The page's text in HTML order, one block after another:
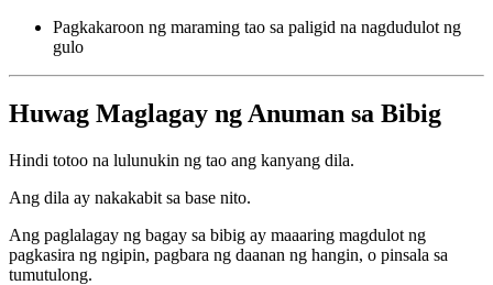
Pagkakaroon ng maraming tao sa paligid na nagdudulot ng
gulo
Huwag Maglagay ng Anuman sa Bibig
Hindi totoo na lulunukin ng tao ang kanyang dila.
Ang dila ay nakakabit sa base nito.
Ang paglalagay ng bagay sa bibig ay maaaring magdulot ng
pagkasira ng ngipin, pagbara ng daanan ng hangin, o pinsala sa
tumutulong.